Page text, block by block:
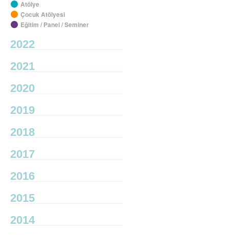
Atölye
Çocuk Atölyesi
Eğitim / Panel / Seminer
2022
2021
2020
2019
2018
2017
2016
2015
2014